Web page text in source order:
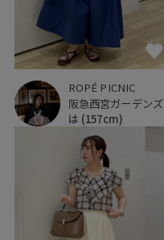
ROPÉ PICNIC
阪急西宮ガーデンズ
は (157cm)